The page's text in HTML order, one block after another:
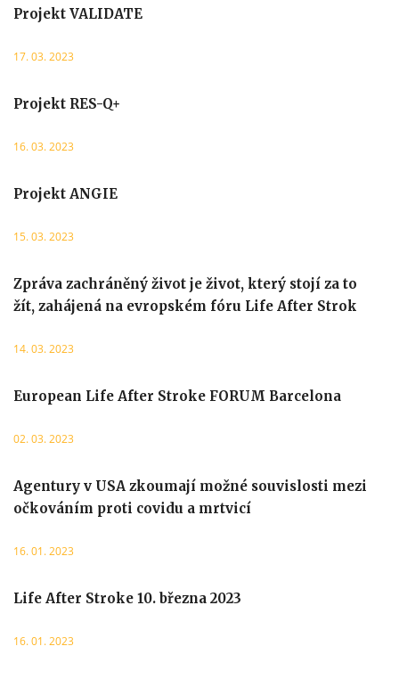
Projekt VALIDATE
17. 03. 2023
Projekt RES-Q+
16. 03. 2023
Projekt ANGIE
15. 03. 2023
Zpráva zachráněný život je život, který stojí za to
žít, zahájená na evropském fóru Life After Strok
14. 03. 2023
European Life After Stroke FORUM Barcelona
02. 03. 2023
Agentury v USA zkoumají možné souvislosti mezi
očkováním proti covidu a mrtvicí
16. 01. 2023
Life After Stroke 10. března 2023
16. 01. 2023